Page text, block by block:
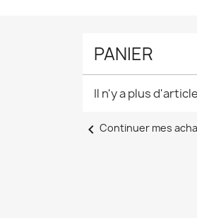
PANIER
Il n'y a plus
chevron_left Continuer mes